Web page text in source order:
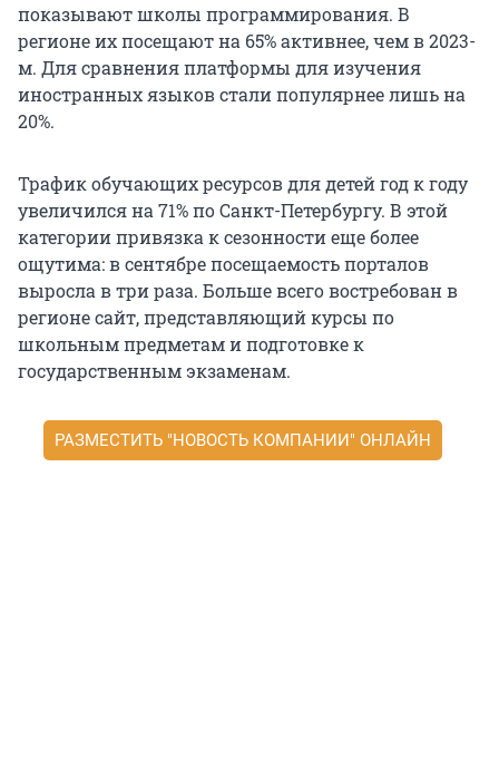
показывают школы программирования. В
регионе их посещают на 65% активнее, чем в 2023-
м. Для сравнения платформы для изучения
иностранных языков стали популярнее лишь на
20%.
Трафик обучающих ресурсов для детей год к году
увеличился на 71% по Санкт-Петербургу. В этой
категории привязка к сезонности еще более
ощутима: в сентябре посещаемость порталов
выросла в три раза. Больше всего востребован в
регионе сайт, представляющий курсы по
школьным предметам и подготовке к
государственным экзаменам.
РАЗМЕСТИТЬ "НОВОСТЬ КОМПАНИИ" ОНЛАЙН